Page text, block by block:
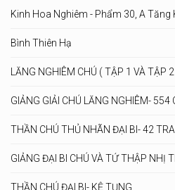
Kinh Hoa Nghiêm - Phẩm 30, A Tăng
Bình Thiên Hạ
LĂNG NGHIÊM CHÚ ( TẬP 1 VÀ TẬP
GIẢNG GIẢI CHÚ LĂNG NGHIÊM- 554
THẦN CHÚ THỦ NHÃN ĐẠI BI- 42
GIẢNG ĐẠI BI CHÚ VÀ TỨ THẬP NHỊ
THẦN CHÚ ĐẠI BI- KỆ TỤNG